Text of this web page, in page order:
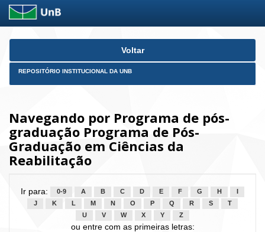
Skip
Voltar
REPOSITÓRIO INSTITUCIONAL DA UNB
Navegando por Programa de pós-
graduação Programa de Pós-
Graduação em Ciências da
Reabilitação
Ir para: 0-9 A B C D E F G H
J
K L M N O P Q R S
T
U
V W X Y Z
ou entre com as primeiras letras: